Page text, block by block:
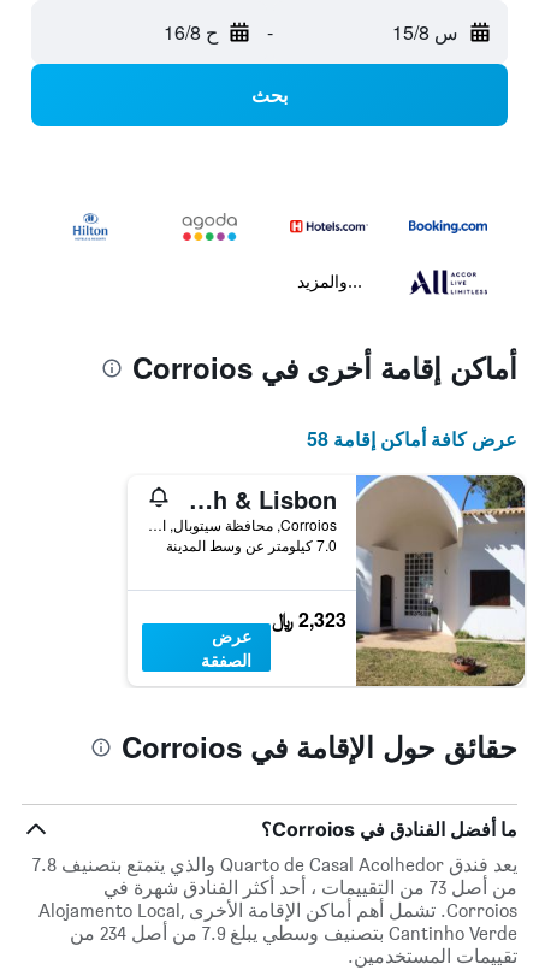
س 15/8 - ح 16/8
بحث
...والمزيد
أماكن إقامة أخرى في Corroios
عرض كافة أماكن إقامة 58
Villa near Beach & Lisbon
Corroios, محافظة سيتوبال, البرتغال
7.0 كيلومتر عن وسط المدينة
2,323 ﷼
عرض
الصفقة
حقائق حول الإقامة في Corroios
ما أفضل الفنادق في Corroios؟
يعد فندق Quarto de Casal Acolhedor والذي يتمتع بتصنيف 7.8
من أصل 73 من التقييمات ، أحد أكثر الفنادق شهرة في
Corroios. تشمل أهم أماكن الإقامة الأخرى Alojamento Local,
Cantinho Verde بتصنيف وسطي يبلغ 7.9 من أصل 234 من
تقييمات المستخدمين.